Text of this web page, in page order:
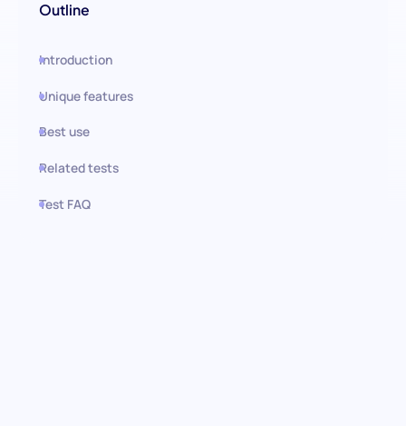
Outline
Introduction
Unique features
Best use
Related tests
Test FAQ